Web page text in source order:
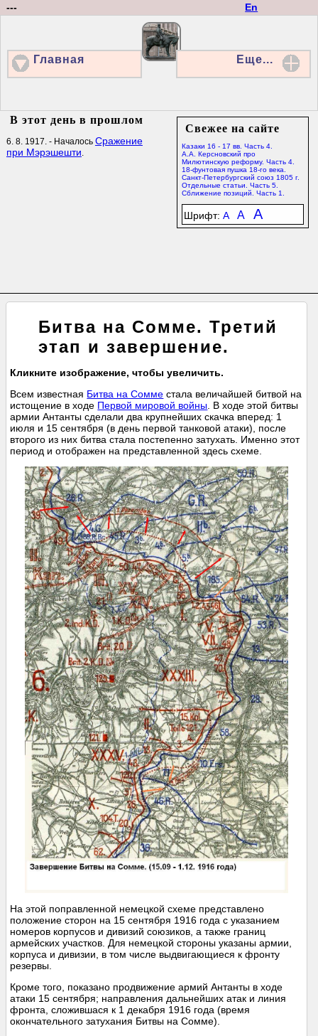
En
---
Главная Еще...
Свежее на сайте
Казаки 16 - 17 вв. Часть 4.
А.А. Керсновский про
Милютинскую реформу. Часть 4.
18-фунтовая пушка 18-го века.
Санкт-Петербургский союз 1805 г.
Отдельные статьи. Часть 5.
Сближение позиций. Часть 1.
Шрифт: A A A
В этот день в прошлом
6. 8. 1917. - Началось Сражение
при Мэрэшешти.
Битва на Сомме. Третий
этап и завершение.
Кликните изображение, чтобы увеличить.
Всем известная Битва на Сомме стала величайшей битвой на
истощение в ходе Первой мировой войны . В ходе этой битвы
армии Антанты сделали два крупнейших скачка вперед: 1
июля и 15 сентября (в день первой танковой атаки), после
второго из них битва стала постепенно затухать. Именно этот
период и отображен на представленной здесь схеме.
На этой поправленной немецкой схеме представлено
положение сторон на 15 сентября 1916 года с указанием
номеров корпусов и дивизий союзиков, а также границ
армейских участков. Для немецкой стороны указаны армии,
корпуса и дивизии, в том числе выдвигающиеся к фронту
резервы.
Кроме того, показано продвижение армий Антанты в ходе
атаки 15 сентября; направления дальнейших атак и линия
фронта, сложившася к 1 декабря 1916 года (время
окончательного затухания Битвы на Сомме).